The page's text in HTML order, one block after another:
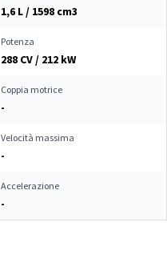
1,6 L / 1598 cm3
Potenza
288 CV / 212 kW
Coppia motrice
-
Velocità massima
-
Accelerazione
-